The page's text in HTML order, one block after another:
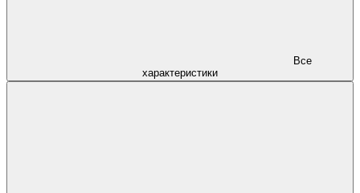
характеристики